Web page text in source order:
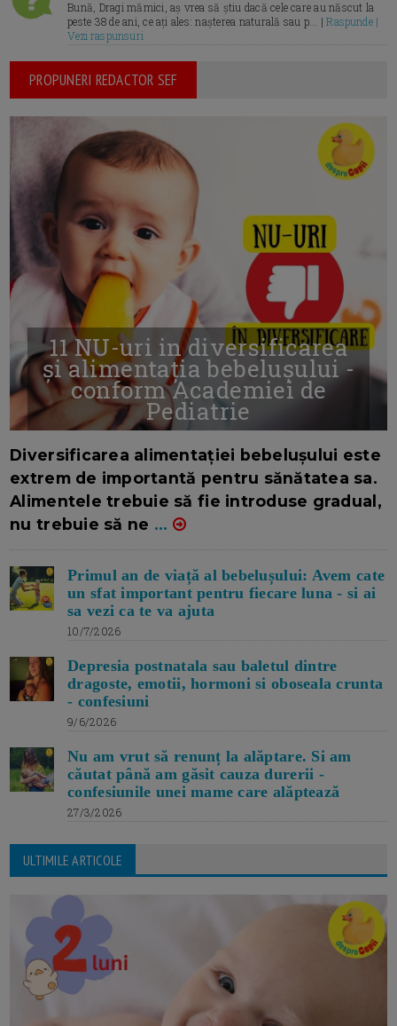
Bună, Dragi mămici, aș vrea să știu dacă cele care au născut la
peste 38 de ani, ce ați ales: nașterea naturală sau p... |Raspunde |
Vezi raspunsuri
PROPUNERI REDACTOR SEF
11 NU-uri in diversificarea
și alimentația bebelușului -
conform Academiei de
Pediatrie
Diversificarea alimentației bebelușului este
extrem de importantă pentru sănătatea sa.
Alimentele trebuie să fie introduse gradual,
nu trebuie să ne ...
Primul an de viață al bebelușului: Avem cate
un sfat important pentru fiecare luna - si ai
sa vezi ca te va ajuta
10/7/2026
Depresia postnatala sau baletul dintre
dragoste, emotii, hormoni si oboseala crunta
- confesiuni
9/6/2026
Nu am vrut să renunț la alăptare. Si am
căutat până am găsit cauza durerii -
confesiunile unei mame care alăptează
27/3/2026
ULTIMILE ARTICOLE